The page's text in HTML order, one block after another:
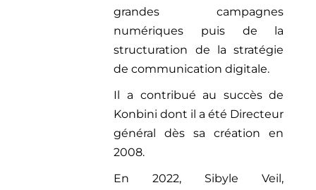
grandes campagnes
numériques puis de la
structuration de la stratégie
de communication digitale.
Il a contribué au succès de
Konbini dont il a été Directeur
général dès sa création en
2008.
En 2022, Sibyle Veil,